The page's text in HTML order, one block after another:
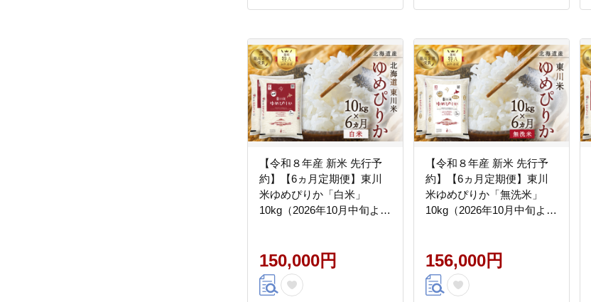
【令和８年産 新米 先行予
約】【6ヵ月定期便】東川
米ゆめぴりか「白米」
10kg（2026年10月中旬より
150,000円
【令和８年産 新米 先行予
約】【6ヵ月定期便】東川
米ゆめぴりか「無洗米」
10kg（2026年10月中旬より
156,000円